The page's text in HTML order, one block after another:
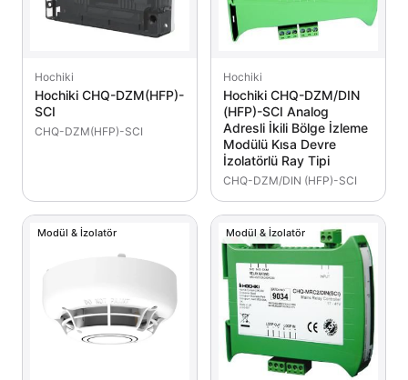
Hochiki
Hochiki CHQ-DZM(HFP)-
SCI
CHQ-DZM(HFP)-SCI
Hochiki
Hochiki CHQ-DZM/DIN
(HFP)-SCI Analog
Adresli İkili Bölge İzleme
Modülü Kısa Devre
İzolatörlü Ray Tipi
CHQ-DZM/DIN (HFP)-SCI
Modül & İzolatör Modül & İzolatör